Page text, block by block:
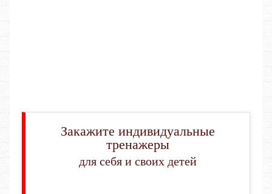
Закажите индивидуальные
тренажеры
для себя и своих детей